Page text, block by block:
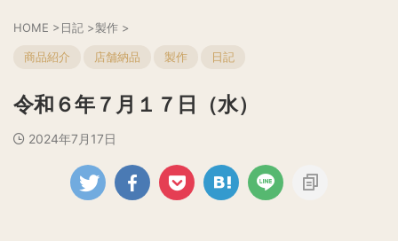
HOME >日記 >製作 >
商品紹介 店舗納品 製作 日記
令和６年７月１７日（水）
2024年7月17日